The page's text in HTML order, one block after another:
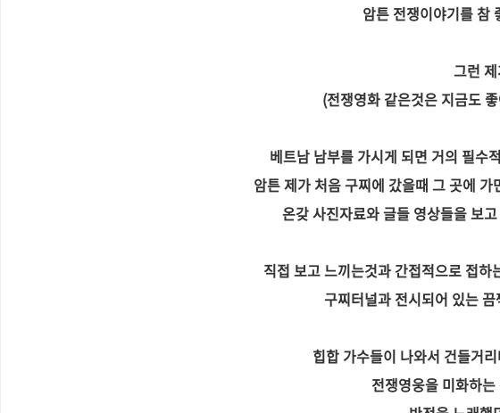
암튼 전쟁이야기를 참
그런
(전쟁영화 같은것은 지금도
베트남 남부를 가시게 되면 거의 필수
암튼 제가 처음 구찌에 갔을때 그 곳에
온갖 사진자료와 글들 영상들을 보
직접 보고 느끼는것과 간접적으로 접
구찌터널과 전시되어 있는
힙합 가수들이 나와서 건들거
전쟁영웅을 미화하